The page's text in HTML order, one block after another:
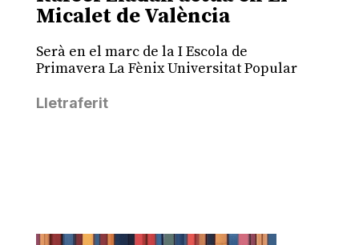
Micalet de València
Serà en el marc de la I Escola de
Primavera La Fènix Universitat Popular
Lletraferit